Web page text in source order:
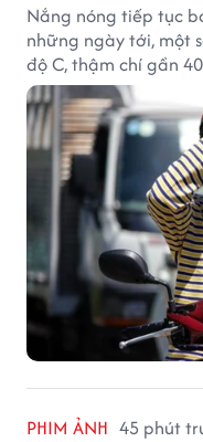
Nắng nóng tiếp tục
những ngày tới, một
độ C, thậm chí gần
PHIM ẢNH 45 phút